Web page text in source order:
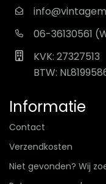
06-36130561
KVK: 27327513
BTW:
Informatie
Contact
Verzendkosten
Niet gevonden? Wij